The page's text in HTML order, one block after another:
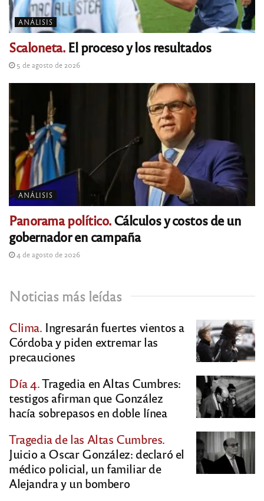
ANÁLISIS
Scaloneta.El proceso y los resultados
5 de agosto de 2026
ANÁLISIS
Panorama político.Cálculos y costos de un
gobernador en campaña
4 de agosto de 2026
Noticias más leídas
Clima. Ingresarán fuertes vientos a
Córdoba y piden extremar las
precauciones
Día 4.Tragedia en Altas Cumbres:
testigos afirman que González
hacía sobrepasos en doble línea
Tragedia de las Altas Cumbres.
Juicio a Oscar González: declaró el
médico policial, un familiar de
Alejandra y un bombero